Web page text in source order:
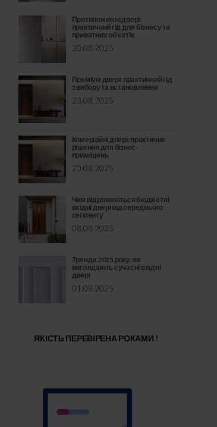
Протипожежні двері:
практичний гід для бізнесу та
приватних об’єктів
20.08.2025
Преміум двері: практичний гід
з вибору та встановлення
23.08.2025
Комерційні двері: практичне
рішення для бізнес-
приміщень
20.08.2025
Чим відрізняються бюджетні
вхідні двері від середнього
сегменту
08.08.2025
Тренди 2025 року: як
виглядають сучасні вхідні
двері
01.08.2025
ЯКІСТЬ ПЕРЕВІРЕНА РОКАМИ !